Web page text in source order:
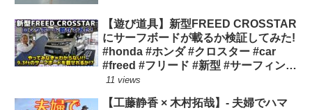
【遊び道具】新型FREED CROSSTAR
にサーフボードが載るか検証してみた!
#honda #ホンダ #クロスター #car
#freed #フリード #新型 #サーフィン
ロングボード
11 views
【工藤静香 × 木村拓哉】- 夫婦でハマ